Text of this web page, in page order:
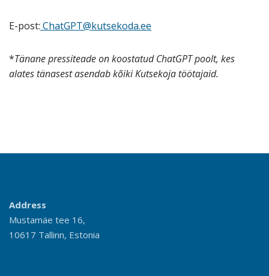
E-post: ChatGPT@kutsekoda.ee
*Tänane pressiteade on koostatud ChatGPT poolt, kes
alates tänasest asendab kõiki Kutsekoja töötajaid.
Address
Mustamäe tee 16,
10617 Tallinn, Estonia